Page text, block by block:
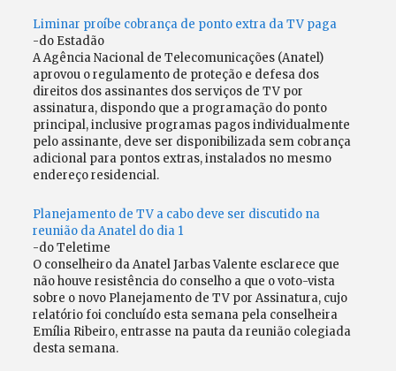
Liminar proíbe cobrança de ponto extra da TV paga
-do Estadão
A Agência Nacional de Telecomunicações (Anatel)
aprovou o regulamento de proteção e defesa dos
direitos dos assinantes dos serviços de TV por
assinatura, dispondo que a programação do ponto
principal, inclusive programas pagos individualmente
pelo assinante, deve ser disponibilizada sem cobrança
adicional para pontos extras, instalados no mesmo
endereço residencial.
Planejamento de TV a cabo deve ser discutido na
reunião da Anatel do dia 1
-do Teletime
O conselheiro da Anatel Jarbas Valente esclarece que
não houve resistência do conselho a que o voto-vista
sobre o novo Planejamento de TV por Assinatura, cujo
relatório foi concluído esta semana pela conselheira
Emília Ribeiro, entrasse na pauta da reunião colegiada
desta semana.